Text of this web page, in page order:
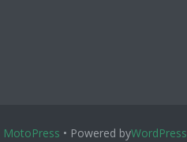
MotoPress • Powered byWordPress